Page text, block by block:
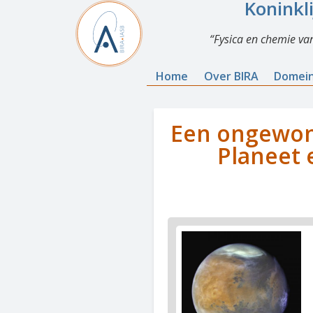
Fysica en chemie
Home Over BIRA
Een
Planeet
image